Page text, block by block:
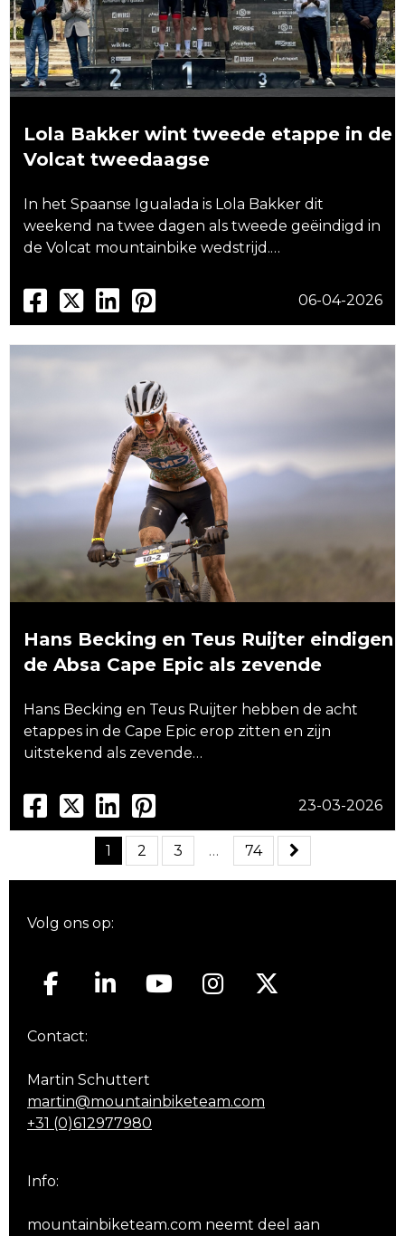
Lola Bakker wint tweede etappe in de
Volcat tweedaagse
In het Spaanse Igualada is Lola Bakker dit
weekend na twee dagen als tweede geëindigd in
de Volcat mountainbike wedstrijd.…
06-04-2026
Hans Becking en Teus Ruijter eindigen
de Absa Cape Epic als zevende
Hans Becking en Teus Ruijter hebben de acht
etappes in de Cape Epic erop zitten en zijn
uitstekend als zevende…
23-03-2026
1 2 3 … 74
Volg ons op:
Contact:
Martin Schuttert
martin@mountainbiketeam.com
+31 (0)612977980
Info:
mountainbiketeam.com neemt deel aan